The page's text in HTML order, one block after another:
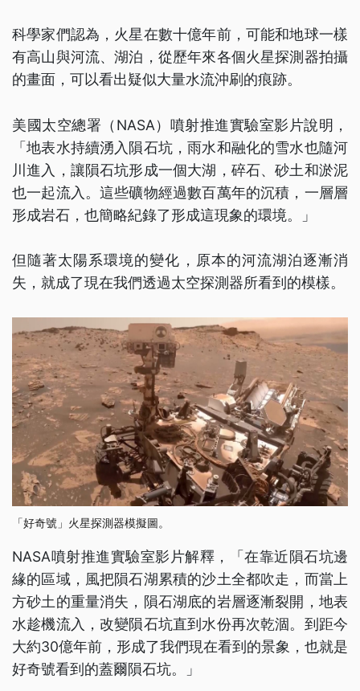
科學家們認為，火星在數十億年前，可能和地球一樣
有高山與河流、湖泊，從歷年來各個火星探測器拍攝
的畫面，可以看出疑似大量水流沖刷的痕跡。
美國太空總署（NASA）噴射推進實驗室影片說明，
「地表水持續湧入隕石坑，雨水和融化的雪水也隨河
川進入，讓隕石坑形成一個大湖，碎石、砂土和淤泥
也一起流入。這些礦物經過數百萬年的沉積，一層層
形成岩石，也簡略紀錄了形成這現象的環境。」
但隨著太陽系環境的變化，原本的河流湖泊逐漸消
失，就成了現在我們透過太空探測器所看到的模樣。
「好奇號」火星探測器模擬圖。
NASA噴射推進實驗室影片解釋，「在靠近隕石坑邊
緣的區域，風把隕石湖累積的沙土全都吹走，而當上
方砂土的重量消失，隕石湖底的岩層逐漸裂開，地表
水趁機流入，改變隕石坑直到水份再次乾涸。到距今
大約30億年前，形成了我們現在看到的景象，也就是
好奇號看到的蓋爾隕石坑。」